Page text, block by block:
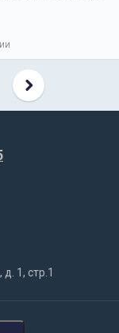
1, стр.1